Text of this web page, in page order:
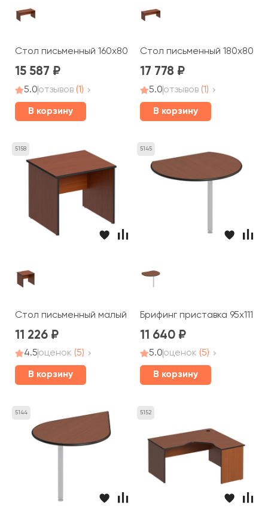
Стол письменный 160x80x75 Дин-Р
15 587
5.0отзывов (1)
В корзину
Стол письменный
17 778
5.0отзывов (1)
В корзину
5158
Стол письменный малый 86x80x75 Дин-Р
11 226
4.5оценок (5)
В корзину
5145
Брифинг приставка
11 640
5.0оценок (5)
В корзину
5144 5152